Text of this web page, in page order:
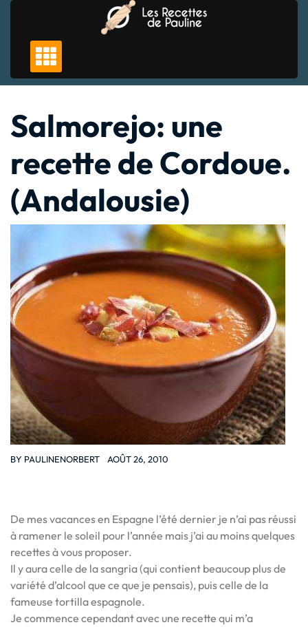
content
Salmorejo: une
recette de Cordoue.
(Andalousie)
BY PAULINENORBERT AOÛT 26, 2010
De mes vacances en Espagne l’été dernier je n’ai pas réussi
à ramener le soleil pour l’année mais j’ai au moins quelques
recettes à vous proposer.
Il y aura celle de la sangria (qui contient beaucoup plus de
variété d’alcool que ce que je pensais), puis celle de la
fameuse tortilla espagnole.
Je commence cependant avec une recette qui m’a